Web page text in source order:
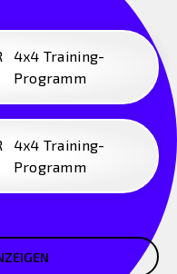
4x4 Training-
Programm
4x4 Training-
Programm